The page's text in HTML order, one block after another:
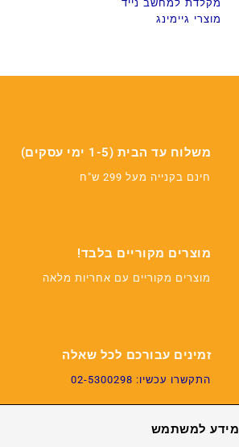
מקלדת למחשב נייד
מוצרי גיימינג
משלוח עד הבית (1-5 ימי עסקים)
חינם בקנייה מעל 299 ש"ח
מוצרים מקוריים בלבד!
מוצרים מקוריים עם אחריות מלאה
זמינים עבורכם לכל שאלה
התקשרו עכשיו: 02-5300298
מידע למשתמש